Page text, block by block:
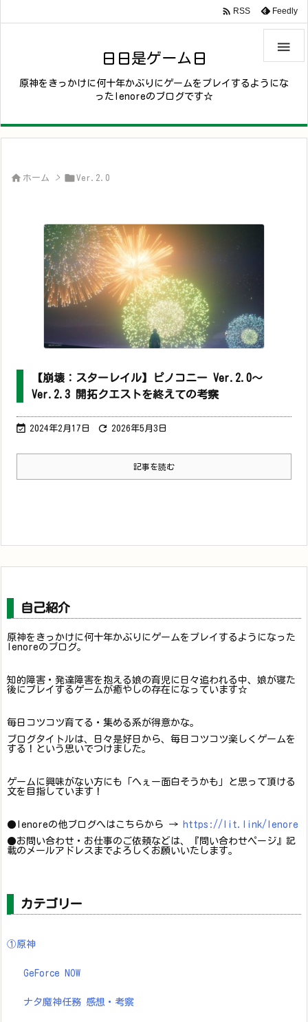
日日是ゲーム日
原神をきっかけに何十年かぶりにゲームをプレイするようにな
ったlenoreのブログです☆

 RSS Feedly
 ホーム > Ver.2.0
【崩壊：スターレイル】ピノコニー Ver.2.0～
Ver.2.3 開拓クエストを終えての考察
 2024年2月17日  2026年5月3日
記事を読む
自己紹介
原神をきっかけに何十年かぶりにゲームをプレイするようになった
lenoreのブログ。
知的障害・発達障害を抱える娘の育児に日々追われる中、娘が寝た
後にプレイするゲームが癒やしの存在になっています☆
毎日コツコツ育てる・集める系が得意かな。
ブログタイトルは、日々是好日から、毎日コツコツ楽しくゲームを
する！という思いでつけました。
ゲームに興味がない方にも「へぇー面白そうかも」と思って頂ける
文を目指しています！
●lenoreの他ブログへはこちらから →
https://lit.link/lenore
●お問い合わせ・お仕事のご依頼などは、『問い合わせページ』記
載のメールアドレスまでよろしくお願いいたします。
カテゴリー
①原神
GeForce NOW
ナタ魔神任務 感想・考察